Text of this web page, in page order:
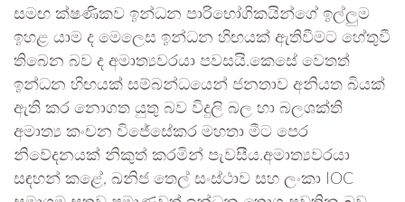
සමඟ ක්ෂණිකව ඉන්ධන පාරිභෝගිකයින්ගේ ඉල්ලුම
ඉහළ යාම ද මෙලෙස ඉන්ධන හිඟයක් ඇතිවීමට හේතුවී
තිබෙන බව ද අමාත්‍යවරයා පවසයි.කෙසේ වෙතත්
ඉන්ධන හිඟයක් සම්බන්ධයෙන් ජනතාව අනියත බියක්
ඇති කර නොගත යුතු බව විදුලි බල හා බලශක්ති
අමාත්‍ය කංචන විජේසේකර මහතා මීට පෙර
නිවේදනයක් නිකුත් කරමින් පැවසීය.අමාත්‍යවරයා
සඳහන් කළේ, ඛනිජ තෙල් සංස්ථාව සහ ලංකා IOC